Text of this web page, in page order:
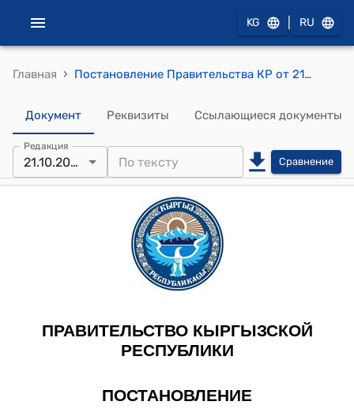
KG RU
Главная › Постановление Правительства КР от 21 октября 2010 года №252 "О переводе земель, расположенных на территории Жерге-Тальского аильного округа Нарынского района Нарынской области Кыргызской Республики" токтому
Документ Реквизиты Ссылающиеся документы
Редакция
21.10.2010 Сравнение